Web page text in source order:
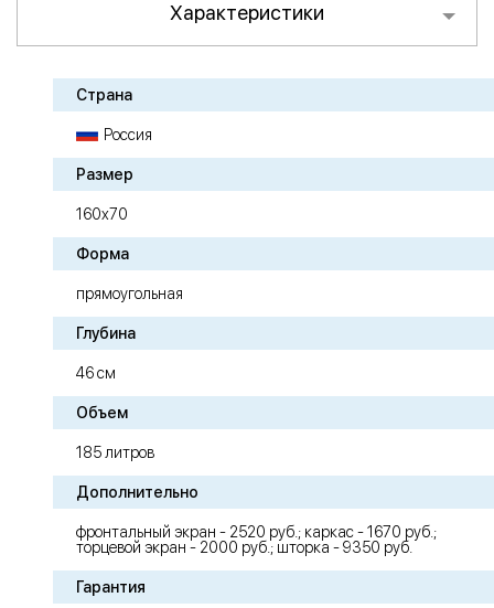
Характеристики
Страна
Россия
Размер
160х70
Форма
прямоугольная
Глубина
46 см
Объем
185 литров
Дополнительно
фронтальный экран - 2520 руб.; каркас - 1670 руб.;
торцевой экран - 2000 руб.; шторка - 9350 руб.
Гарантия